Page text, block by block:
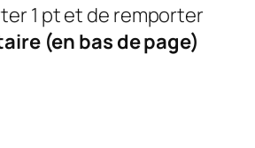
1 pt et de remporter
(en bas de page)